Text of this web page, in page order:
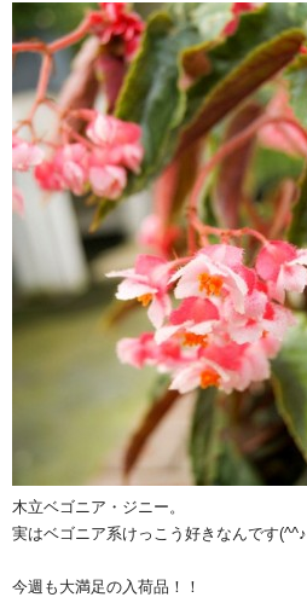
木立ベゴニア・ジニー。
実はベゴニア系けっこう好きなんです(^^♪
今週も大満足の入荷品！！